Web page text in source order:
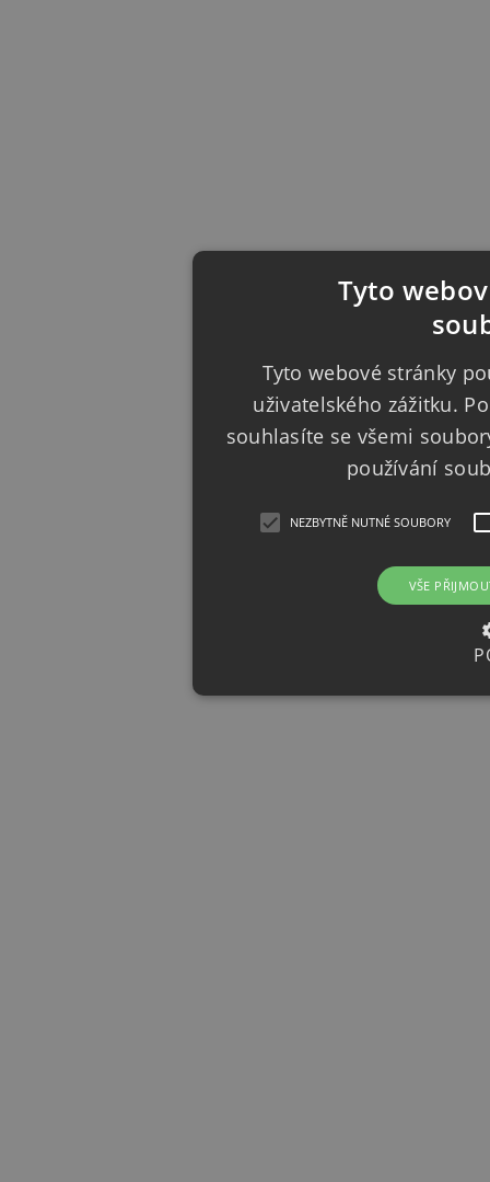
Tyto
Tyto webové stránky
uživatelského zážitku.
souhlasíte se všemi
používání
NEZBYTNĚ NUTNÉ SOUBORY
VŠE